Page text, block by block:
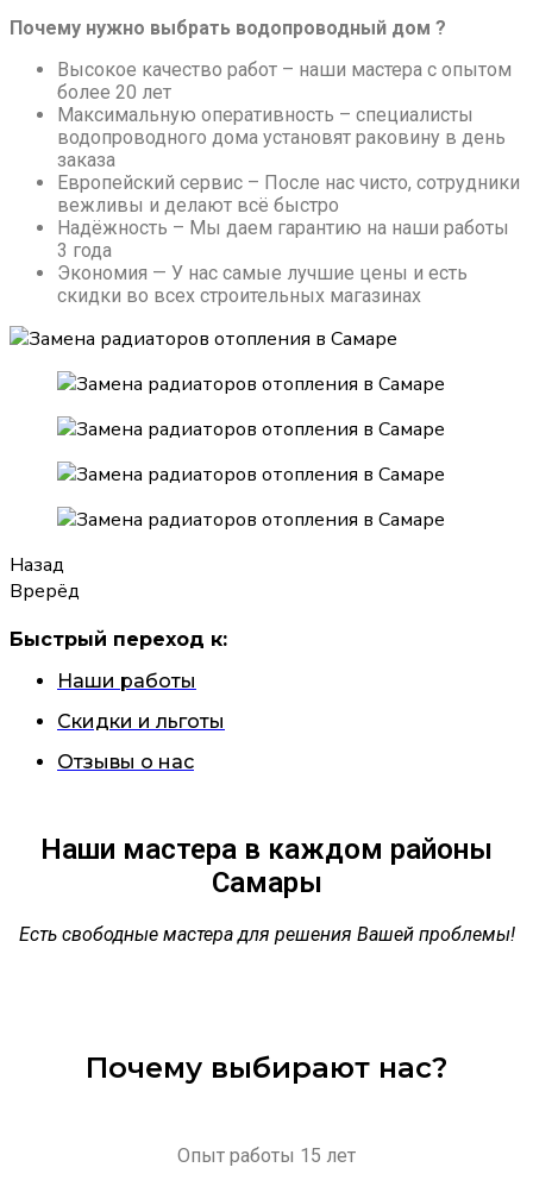
Почему нужно выбрать водопроводный дом ?
Высокое качество работ – наши мастера с опытом
более 20 лет
Максимальную оперативность – специалисты
водопроводного дома установят раковину в день
заказа
Европейский сервис – После нас чисто, сотрудники
вежливы и делают всё быстро
Надёжность – Мы даем гарантию на наши работы
3 года
Экономия — У нас самые лучшие цены и есть
скидки во всех строительных магазинах
Назад
Врерёд
Быстрый переход к:
Наши работы
Скидки и льготы
Отзывы о нас
Наши мастера в каждом районы
Самары
Есть свободные мастера для решения Вашей проблемы!
Почему выбирают нас?
Опыт работы 15 лет